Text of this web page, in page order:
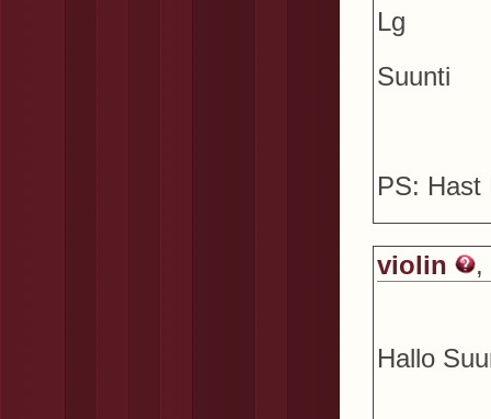
Lg
Suunti
PS: Hast
violin ,
Hallo